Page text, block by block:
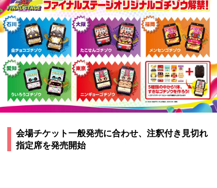
会場チケット一般発売に合わせ、注釈付き見切れ
指定席を発売開始